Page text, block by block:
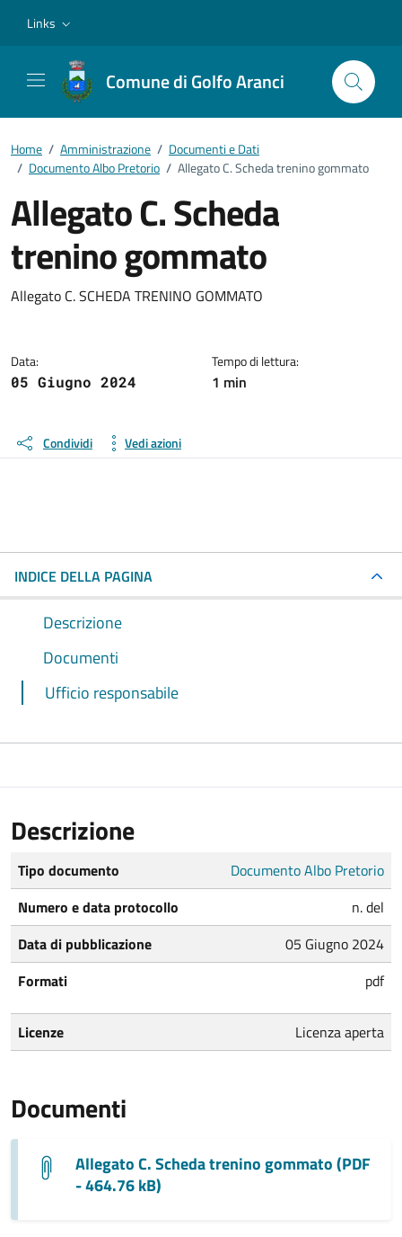
Links
Comune di Golfo Aranci
Home / Amministrazione / Documenti e Dati
/ Documento Albo Pretorio / Allegato C. Scheda trenino gommato
Allegato C. Scheda
trenino gommato
Dettagli del documento
Allegato C. SCHEDA TRENINO GOMMATO
Data:
05 Giugno 2024
Tempo di lettura:
1 min
Condividi Vedi azioni
INDICE DELLA PAGINA
Descrizione
Documenti
Ufficio responsabile
Descrizione
Tipo documento
Documento Albo Pretorio
Numero e data protocollo
n. del
Data di pubblicazione
05 Giugno 2024
Formati
pdf
Licenze Licenza aperta
Documenti
Allegato C. Scheda trenino gommato (PDF
- 464.76 kB)